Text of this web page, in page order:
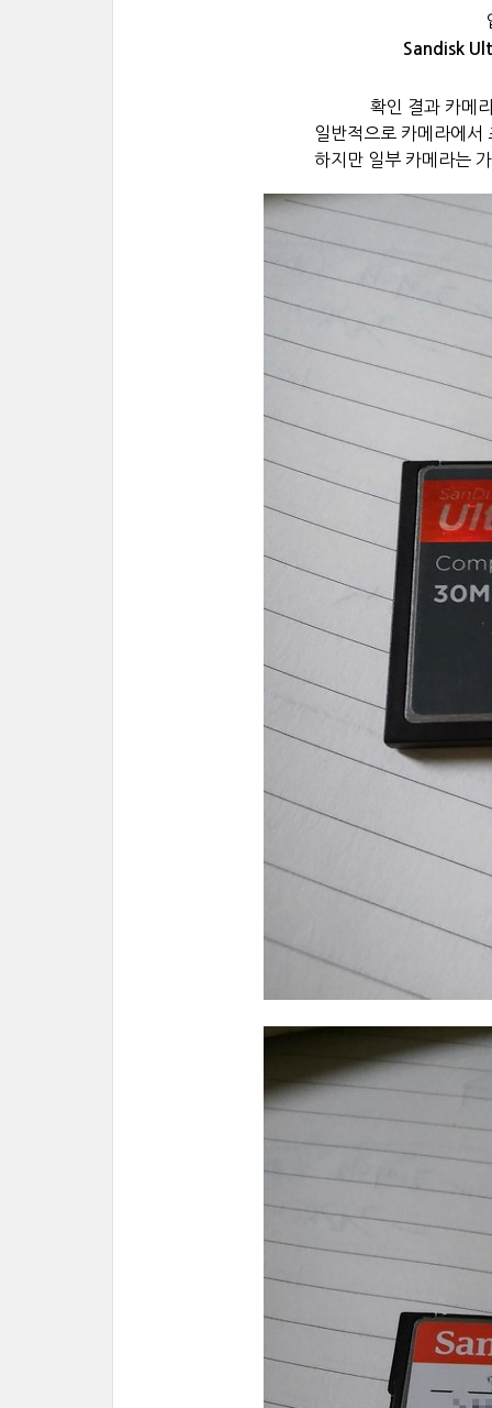
Sandisk
확인 결과 카메
일반적으로 카메라에
하지만 일부 카메라는